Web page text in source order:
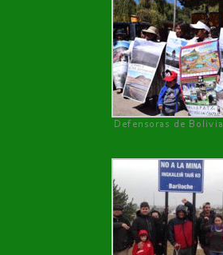
Defensoras de Bolivia